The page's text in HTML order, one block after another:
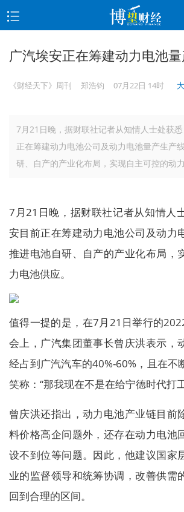
广汽埃安正在筹建动力电池
《财经天下》周刊 郑浩钧 07月22日 14时
7月21日晚，据财联社记者从知情人士处获
正在筹建动力电池公司及动力电池量产生产
研、自产的产业化布局，实现自主可控的动力
7月21日晚，据财联社记者从知情人
安目前正在筹建动力电池公司及动力
推进电池自研、自产的产业化布局，
力电池供应。
值得一提的是，在7月21日举行的
会上，广汽集团董事长曾庆洪表示，
经占到广汽汽车的40%-60%，且在不
笑称：“那我现在不是在给宁德时代打
曾庆洪还指出，动力电池产业链目前
料价格高企问题外，还存在动力电池
设不到位等问题。因此，他建议国家
业的监督领导和统筹协调，改善供需
回到合理的区间。